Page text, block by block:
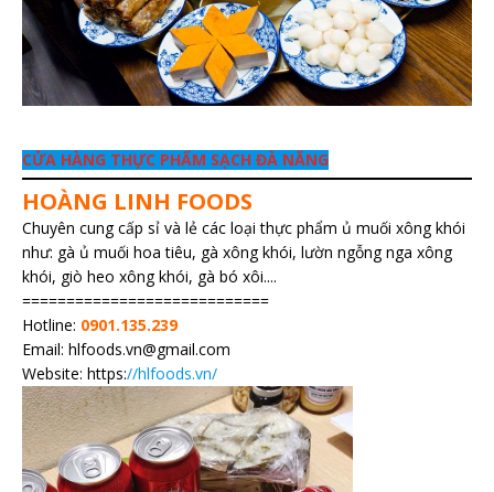
CỬA HÀNG THỰC PHẨM SẠCH ĐÀ NẴNG
HOÀNG LINH FOODS
Chuyên cung cấp sỉ và lẻ các loại thực phẩm ủ muối xông khói
như: gà ủ muối hoa tiêu, gà xông khói, lườn ngỗng nga xông
khói, giò heo xông khói, gà bó xôi....
============================
Hotline: 0901.135.239
Email: hlfoods.vn@gmail.com
Website: https://hlfoods.vn/